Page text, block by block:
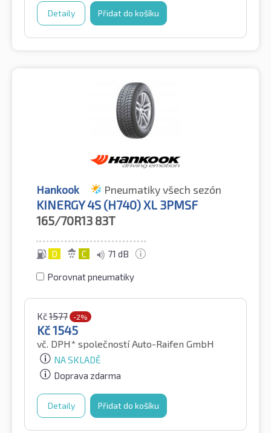
Detaily Přidat do košíku
Hankook Pneumatiky všech sezón
KINERGY 4S (H740) XL 3PMSF
165/70R13 83T
D C 71 dB
Porovnat pneumatiky
Kč1577 -2%
Kč1545
vč. DPH* společností Auto-Raifen GmbH
NA SKLADĚ
Doprava zdarma
Detaily Přidat do košíku